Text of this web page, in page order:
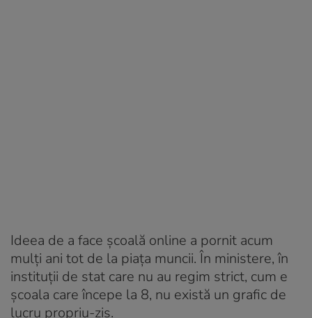
Ideea de a face școală online a pornit acum
mulți ani tot de la piața muncii. În ministere, în
instituții de stat care nu au regim strict, cum e
școala care începe la 8, nu există un grafic de
lucru propriu-zis.